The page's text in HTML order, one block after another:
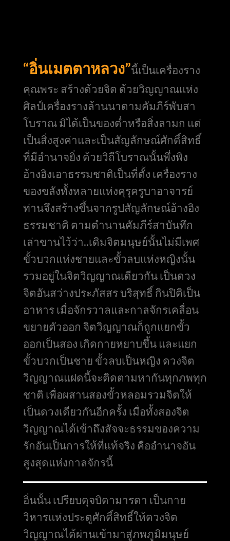
“อิ่นเมตตาหลวง”นี้เป็นเครื่องราง
คุณพระ สร้างด้วยจิต ด้วยวิญญาณแห่ง
ศิลป์เครื่องรางล้านนาตามคัมภีร์พับสา
โบราณ มิได้เป็นของต่ำหรือสิ่งลามก แต่
เป็นสิ่งสูงค่าและเป็นสัญลักษณ์ศักดิ์สิทธิ์
ที่มีอำนาจยิ่ง ด้วยวิถีโบราณนั้นพึ่งพิง
อ้างอิงเอาธรรมชาติเป็นที่ตั้ง เครื่องราง
ของขลังทั้งหลายแห่งคุรุครูบาอาจารย์
ท่านจึงสร้างขึ้นจากรูปสัญลักษณ์อ้างอิง
ธรรมชาติ ตามตำนานคัมภีร์สาบันทึก
เล่าขานไว้ว่า..เดิมจิตมนุษย์นั้นไม่มีเพศ
ขั้วบวกแห่งชายและขั้วลบแห่งหญิงนั้น
รวมอยู่ในจิตวิญญาณเดียวกัน เป็นดวง
จิตอันสว่างประภัสสร บริสุทธิ์ กินปิติเป็น
อาหาร เมื่อจักรวาลและกาลจักรเคลื่อน
ขยายตัวออก จิตวิญญาณก็ถูกแยกขั้ว
ออกเป็นสอง เกิดกายหยาบขึ้น และแยก
ขั้วบวกเป็นชาย ขั้วลบเป็นหญิง ดวงจิต
วิญญาณแฝดนี้จะติดตามหากันทุกภพทุก
ชาติ เพื่อผสานสองขั้วหลอมรวมจิตให้
เป็นดวงเดียวกันอีกครั้ง เมื่อทั้งสองจิต
วิญญาณได้เข้าถึงสัจจะธรรมของความ
รักอันเป็นการให้ที่แท้จริง คืออำนาจอัน
สูงสุดแห่งกาลจักรนี้
อิ่นนั้น เปรียบดุจบิดามารดา เป็นกาย
วิหารแห่งประตูศักดิ์สิทธิ์ให้ดวงจิต
วิญญาณได้ผ่านเข้ามาสู่ภพภูมิมนุษย์